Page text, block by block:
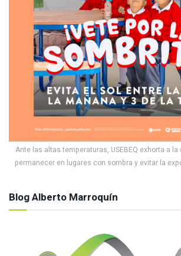
Ante las altas temperaturas, USEBEQ exhorta a
permanecer en lugares con sombra y evitar la
Blog Alberto Marroquín